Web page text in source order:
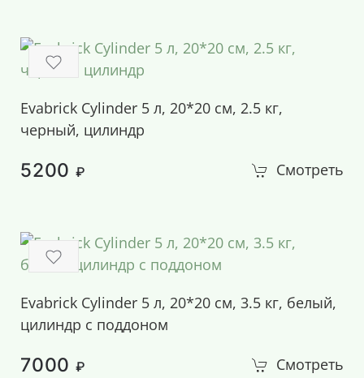
Evabrick Cylinder 5 л, 20*20 см, 2.5 кг,
черный, цилиндр
5200 ₽ Смотреть
Evabrick Cylinder 5 л, 20*20 см, 3.5 кг, белый,
цилиндр c поддоном
7000 ₽ Смотреть